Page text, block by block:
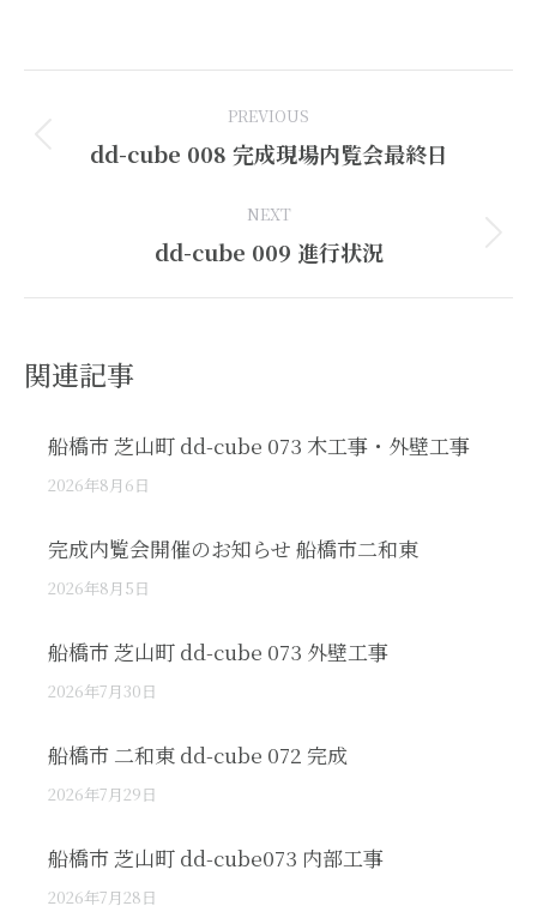
PREVIOUS
Previous
dd-cube 008 完成現場内覧会最終日
NEXT
Next
dd-cube 009 進行状況
関連記事
船橋市 芝山町 dd-cube 073 木工事・外壁工事
2026年8月6日
完成内覧会開催のお知らせ 船橋市二和東
2026年8月5日
船橋市 芝山町 dd-cube 073 外壁工事
2026年7月30日
船橋市 二和東 dd-cube 072 完成
2026年7月29日
船橋市 芝山町 dd-cube073 内部工事
2026年7月28日